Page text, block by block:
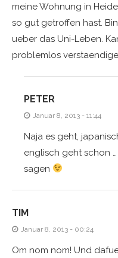
meine Wohnung in
so gut getroffen hast.
ueber das Uni-Leben.
problemlos
PETER
Januar 8, 2013 - 11:44
Naja es geht,
englisch geht schon
sagen
TIM
Januar 8, 2013 - 00:24
Om nom nom! Und